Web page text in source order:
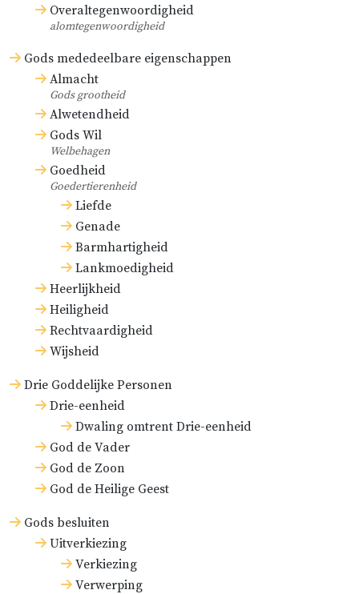
Overaltegenwoordigheid
alomtegenwoordigheid
Gods mededeelbare eigenschappen
Almacht
Gods grootheid
Alwetendheid
Gods Wil
Welbehagen
Goedheid
Goedertierenheid
Liefde
Genade
Barmhartigheid
Lankmoedigheid
Heerlijkheid
Heiligheid
Rechtvaardigheid
Wijsheid
Drie Goddelijke Personen
Drie-eenheid
Dwaling omtrent Drie-eenheid
God de Vader
God de Zoon
God de Heilige Geest
Gods besluiten
Uitverkiezing
Verkiezing
Verwerping